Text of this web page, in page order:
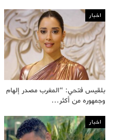
اخبار
بلقيس فتحي: “المغرب مصدر إلهام
وجمهوره من أكثر…
اخبار